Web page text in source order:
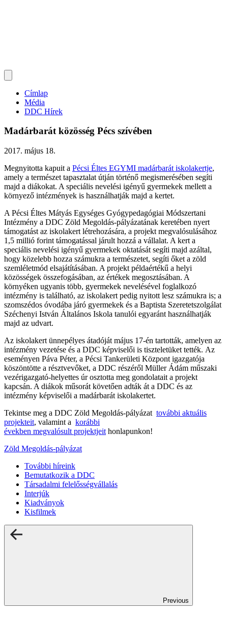
Címlap
Média
DDC Hírek
Madárbarát közösség Pécs szívében
2017. május 18.
Megnyitotta kapuit a Pécsi Éltes EGYMI madárbarát iskolakertje,
amely a természet tapasztalat útján történő megismerésében segíti
majd a diákokat. A speciális nevelési igényű gyermekek mellett a
környező intézmények is használhatják majd a kertet.​
A Pécsi Éltes Mátyás Egységes Gyógypedagógiai Módszertani
Intézmény a DDC Zöld Megoldás-pályázatának keretében nyert
támogatást az iskolakert létrehozására, a projekt megvalósulásához
1,5 millió forint támogatással járult hozzá a vállalat. A kert a
speciális nevelési igényű gyermekek oktatását segíti majd azáltal,
hogy közelebb hozza számukra a természetet, segíti őket a zöld
szemléletmód elsajátításában. A projekt példaértékű a helyi
közösségek összefogásában, az értékek megosztásában. A
környéken ugyanis több, gyermekek nevelésével foglalkozó
intézmény is található, az iskolakert pedig nyitott lesz számukra is; a
szomszédos óvodába járó gyermekek és a Baptista Szeretetszolgálat
Széchenyi István Általános Iskola tanulói egyaránt használhatják
majd az udvart.
Az iskolakert ünnepélyes átadóját május 17-én tartották, amelyen az
intézmény vezetése és a DDC képviselői is tiszteletüket tették. Az
eseményen Páva Péter, a Pécsi Tankerületi Központ igazgatója
köszöntötte a résztvevőket, a DDC részéről Müller Ádám műszaki
vezérigazgató-helyettes úr osztotta meg gondolatait a projekt
kapcsán. A diákok műsorát követően adták át a DDC és az
intézmény képviselői a madárbarát iskolakertet.
Tekintse meg a DDC Zöld Megoldás-pályázat további aktuális
projekteit, valamint a korábbi
években megvalósult projektjeit honlapunkon!
Zöld Megoldás-pályázat
További híreink
Bemutatkozik a DDC
Társadalmi felelősségvállalás
Interjúk
Kiadványok
Kisfilmek
Previous